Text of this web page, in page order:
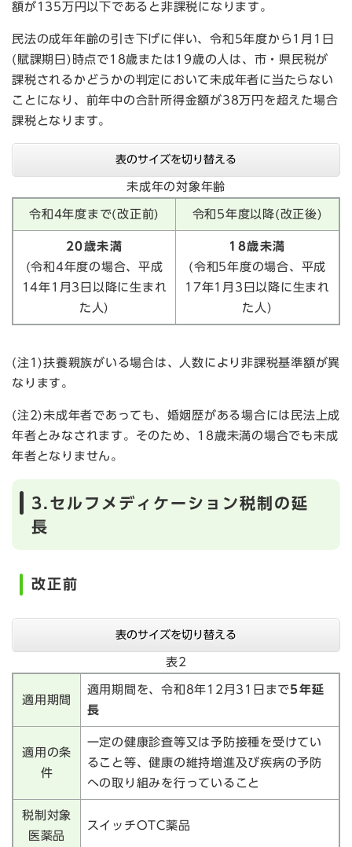
額が135万円以下であると非課税になります。
民法の成年年齢の引き下げに伴い、令和5年度から1月1日
(賦課期日)時点で18歳または19歳の人は、市・県民税が
課税されるかどうかの判定において未成年者に当たらない
ことになり、前年中の合計所得金額が38万円を超えた場合
課税となります。
表のサイズを切り替える
未成年の対象年齢
令和4年度まで(改正前) 令和5年度以降(改正後)
20歳未満
(令和4年度の場合、平成
14年1月3日以降に生まれ
た人)
18歳未満
(令和5年度の場合、平成
17年1月3日以降に生まれ
た人)
(注1)扶養親族がいる場合は、人数により非課税基準額が異
なります。
(注2)未成年者であっても、婚姻歴がある場合には民法上成
年者とみなされます。そのため、18歳未満の場合でも未成
年者となりません。
3.セルフメディケーション税制の延
長
改正前
表のサイズを切り替える
表2
適用期間
適用期間を、令和8年12月31日まで5年延
長
適用の条
件
一定の健康診査等又は予防接種を受けてい
ること等、健康の維持増進及び疾病の予防
への取り組みを行っていること
税制対象
医薬品
スイッチOTC薬品